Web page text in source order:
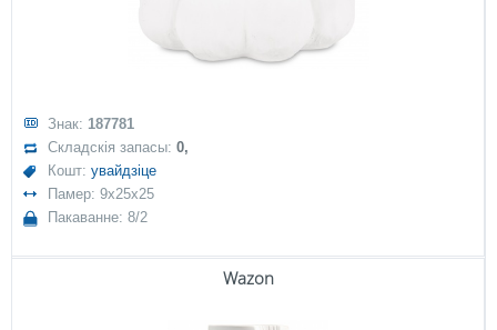
Знак: 187781
Складскія запасы:0,
Кошт:увайдзіце
Памер: 9x25x25
Пакаванне: 8/2
Wazon